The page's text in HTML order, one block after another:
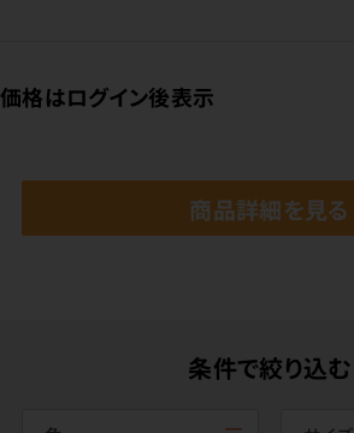
価格はログイン後表示
商品詳細を見る
条件で絞り込む